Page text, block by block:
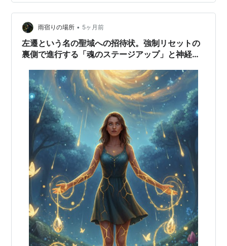
ーからタスクマネージャーを起動させる方法 ・・・上記
の2つの方法でアプリの強制終了をする方法を書いて置こ
うと思います。 【タスクの終了システム設定手順方法】
先ず、タスクバーの『スタート（Windowsマーク）』を
クリックします。 開い…
雨宿りの場所 • 5ヶ月前
左遷という名の聖域への招待状。強制リセットの
裏側で進行する「魂のステージアップ」と神経系